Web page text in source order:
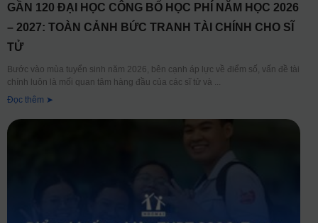
GẦN 120 ĐẠI HỌC CÔNG BỐ HỌC PHÍ NĂM HỌC 2026
– 2027: TOÀN CẢNH BỨC TRANH TÀI CHÍNH CHO SĨ
TỬ
Bước vào mùa tuyển sinh năm 2026, bên cạnh áp lực về điểm số, vấn đề tài
chính luôn là mối quan tâm hàng đầu của các sĩ tử và
Đọc thêm ➤